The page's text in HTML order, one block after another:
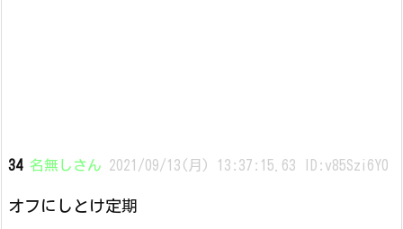
34 名無しさん 2021/09/13(月) 13:37:15.63 ID:v85Szi6Y0
オフにしとけ定期